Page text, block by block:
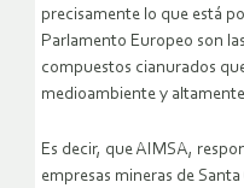
precisamente lo que está
Parlamento Europeo son
compuestos cianurados
medioambiente y
Es decir, que AIMSA,
empresas mineras de